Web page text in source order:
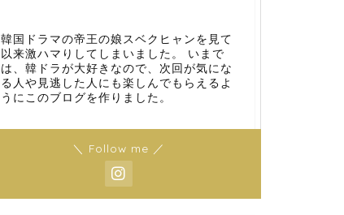
韓国ドラマの帝王の娘スベクヒャンを見て
以来激ハマりしてしまいました。 いまで
は、韓ドラが大好きなので、次回が気にな
る人や見逃した人にも楽しんでもらえるよ
うにこのブログを作りました。
＼ Follow me ／